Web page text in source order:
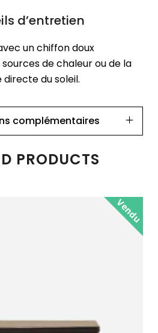
d’entretien
un chiffon doux
de chaleur ou de la
directe du soleil.
complémentaires
PRODUCTS
Vendu